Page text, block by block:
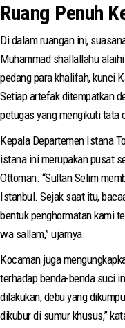
Ruang Penuh
Di dalam ruangan ini,
Muhammad shallallahu
pedang para khalifah, kunci
Setiap artefak ditempatkan
petugas yang mengikuti tata
Kepala Departemen Istana
istana ini merupakan pusat
Ottoman. “Sultan Selim
Istanbul. Sejak saat itu,
bentuk penghormatan kami
wa sallam,” ujarnya.
Kocaman juga
terhadap benda-benda suci
dilakukan, debu yang
dikubur di sumur khusus,”